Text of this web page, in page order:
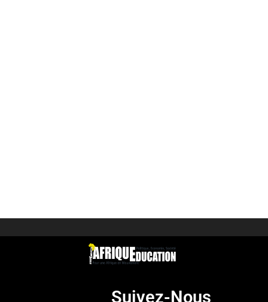
Suivez-Nous